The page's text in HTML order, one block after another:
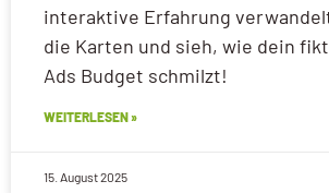
interaktive Erfahrung
die Karten und sieh, wie dein
Ads Budget schmilzt!
WEITERLESEN »
15. August 2025